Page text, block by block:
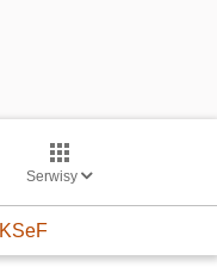
Serwisy
KSeF